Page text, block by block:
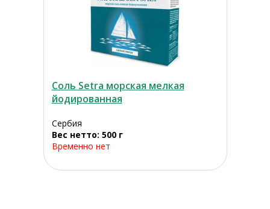
Соль Setra морская мелкая
йодированная
Сербия
Вес нетто: 500 г
Временно нет